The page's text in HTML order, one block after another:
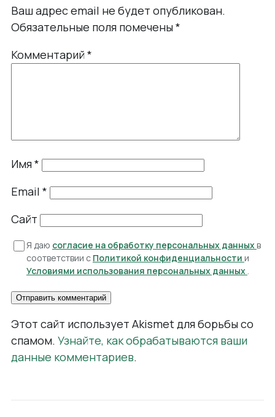
Ваш адрес email не будет опубликован.
Обязательные поля помечены*
Комментарий*
Имя*
Email *
Сайт
Я даю согласие на обработку персональных данных в
соответствии с Политикой конфиденциальности и
Условиями использования персональных данных .
Этот сайт использует Akismet для борьбы со
спамом. Узнайте, как обрабатываются ваши
данные комментариев.